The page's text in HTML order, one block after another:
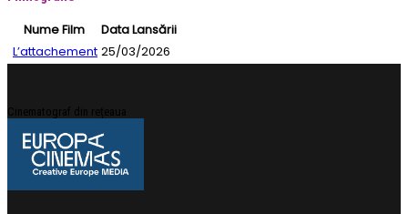
Nume Film
Data Lansării
L’attachement 25/03/2026
Cinematograf din rețeaua